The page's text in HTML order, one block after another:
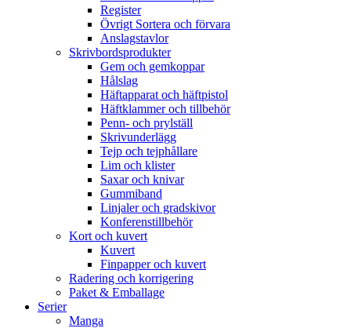
Register
Övrigt Sortera och förvara
Anslagstavlor
Skrivbordsprodukter
Gem och gemkoppar
Hålslag
Häftapparat och häftpistol
Häftklammer och tillbehör
Penn- och prylställ
Skrivunderlägg
Tejp och tejphållare
Lim och klister
Saxar och knivar
Gummiband
Linjaler och gradskivor
Konferenstillbehör
Kort och kuvert
Kuvert
Finpapper och kuvert
Radering och korrigering
Paket & Emballage
Serier
Manga